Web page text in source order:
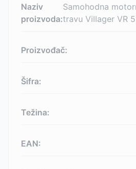
Naziv
proizvoda:
Samohodna
travu Villager VR
Proizvođač:
Šifra:
Težina:
EAN: